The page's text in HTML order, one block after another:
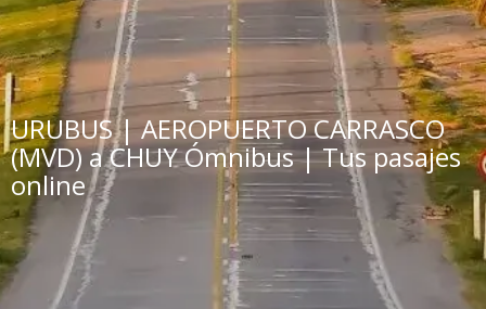
URUBUS | AEROPUERTO CARRASCO
(MVD) a CHUY Ómnibus | Tus pasajes
online